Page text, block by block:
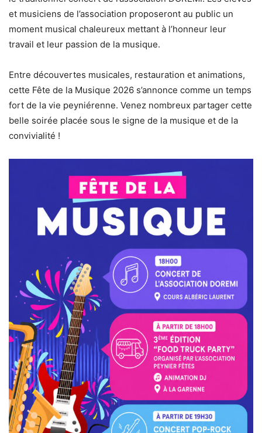
et musiciens de l’association proposeront au public un
moment musical chaleureux mettant à l’honneur leur
travail et leur passion de la musique.
Entre découvertes musicales, restauration et animations,
cette Fête de la Musique 2026 s’annonce comme un temps
fort de la vie peyniérenne. Venez nombreux partager cette
belle soirée placée sous le signe de la musique et de la
convivialité !